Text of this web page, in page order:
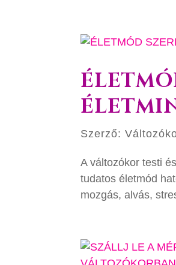
Szerző:
A változókor testi
tudatos életmód
mozgás, alvás,